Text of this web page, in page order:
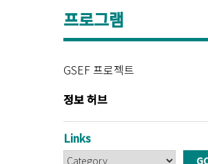
프로그램
GSEF 프로젝트
정보 허브
Links